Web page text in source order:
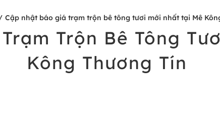
Cập nhật báo giá trạm trộn bê tông tươi mới nhất tại Mê
Trộn Bê Tông
Kông Thương Tín